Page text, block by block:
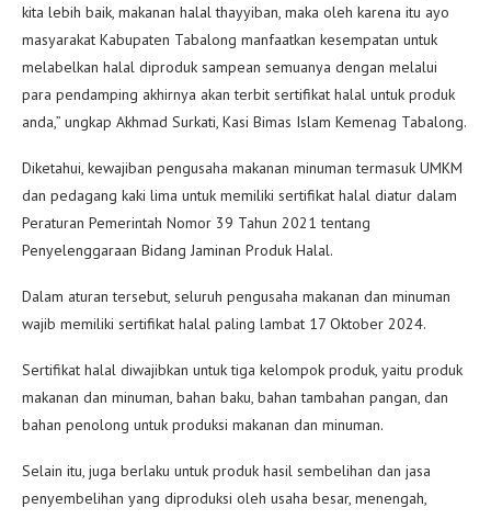
kita lebih baik, makanan halal thayyiban, maka oleh karena itu ayo
masyarakat Kabupaten Tabalong manfaatkan kesempatan untuk
melabelkan halal diproduk sampean semuanya dengan melalui
para pendamping akhirnya akan terbit sertifikat halal untuk produk
anda,” ungkap Akhmad Surkati, Kasi Bimas Islam Kemenag Tabalong.
Diketahui, kewajiban pengusaha makanan minuman termasuk UMKM
dan pedagang kaki lima untuk memiliki sertifikat halal diatur dalam
Peraturan Pemerintah Nomor 39 Tahun 2021 tentang
Penyelenggaraan Bidang Jaminan Produk Halal.
Dalam aturan tersebut, seluruh pengusaha makanan dan minuman
wajib memiliki sertifikat halal paling lambat 17 Oktober 2024.
Sertifikat halal diwajibkan untuk tiga kelompok produk, yaitu produk
makanan dan minuman, bahan baku, bahan tambahan pangan, dan
bahan penolong untuk produksi makanan dan minuman.
Selain itu, juga berlaku untuk produk hasil sembelihan dan jasa
penyembelihan yang diproduksi oleh usaha besar, menengah,